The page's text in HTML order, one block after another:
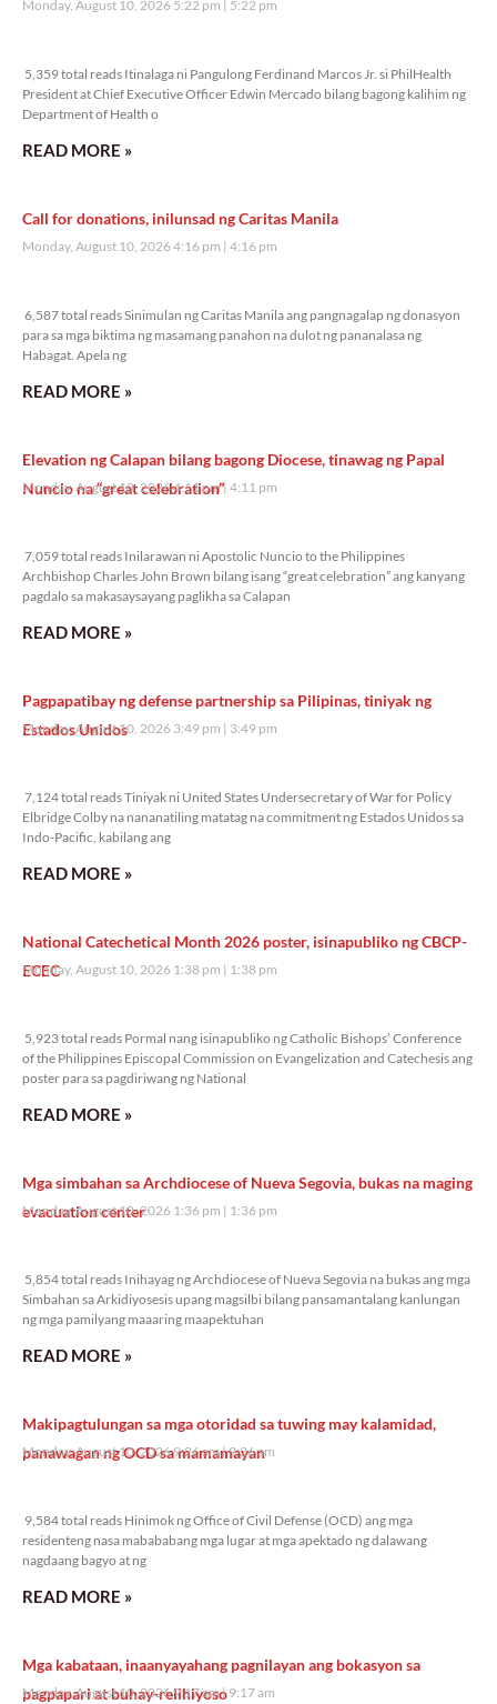
Monday, August 10, 2026 5:22 pm 5:22 pm
5,359 total reads Itinalaga ni Pangulong Ferdinand Marcos Jr. si PhilHealth
President at Chief Executive Officer Edwin Mercado bilang bagong kalihim ng
Department of Health o
READ MORE »
Call for donations, inilunsad ng Caritas Manila
Monday, August 10, 2026 4:16 pm 4:16 pm
6,587 total reads Sinimulan ng Caritas Manila ang pangnagalap ng donasyon
para sa mga biktima ng masamang panahon na dulot ng pananalasa ng
Habagat. Apela ng
READ MORE »
Elevation ng Calapan bilang bagong Diocese, tinawag ng Papal
Nuncio na “great celebration”
Monday, August 10, 2026 4:11 pm 4:11 pm
7,059 total reads Inilarawan ni Apostolic Nuncio to the Philippines
Archbishop Charles John Brown bilang isang “great celebration” ang kanyang
pagdalo sa makasaysayang paglikha sa Calapan
READ MORE »
Pagpapatibay ng defense partnership sa Pilipinas, tiniyak ng
Estados Unidos
Monday, August 10, 2026 3:49 pm 3:49 pm
7,124 total reads Tiniyak ni United States Undersecretary of War for Policy
Elbridge Colby na nananatiling matatag na commitment ng Estados Unidos sa
Indo-Pacific, kabilang ang
READ MORE »
National Catechetical Month 2026 poster, isinapubliko ng CBCP-
ECEC
Monday, August 10, 2026 1:38 pm 1:38 pm
5,923 total reads Pormal nang isinapubliko ng Catholic Bishops’ Conference
of the Philippines Episcopal Commission on Evangelization and Catechesis ang
poster para sa pagdiriwang ng National
READ MORE »
Mga simbahan sa Archdiocese of Nueva Segovia, bukas na maging
evacuation center
Monday, August 10, 2026 1:36 pm 1:36 pm
5,854 total reads Inihayag ng Archdiocese of Nueva Segovia na bukas ang mga
Simbahan sa Arkidiyosesis upang magsilbi bilang pansamantalang kanlungan
ng mga pamilyang maaaring maapektuhan
READ MORE »
Makipagtulungan sa mga otoridad sa tuwing may kalamidad,
panawagan ng OCD sa mamamayan
Monday, August 10, 2026 9:26 am 9:26 am
9,584 total reads Hinimok ng Office of Civil Defense (OCD) ang mga
residenteng nasa mabababang mga lugar at mga apektado ng dalawang
nagdaang bagyo at ng
READ MORE »
Mga kabataan, inaanyayahang pagnilayan ang bokasyon sa
pagpapari at buhay-relihiyoso
Monday, August 10, 2026 9:17 am 9:17 am